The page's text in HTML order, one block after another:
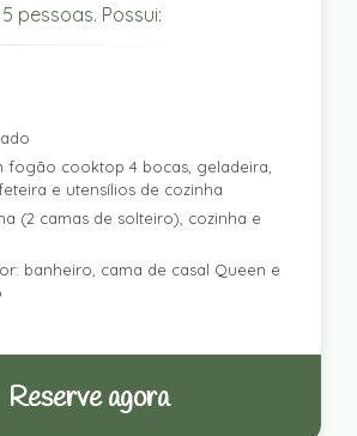
pessoas. Possui:
fogão cooktop 4 bocas, geladeira,
e utensílios de cozinha
(2 camas de solteiro), cozinha e
banheiro, cama de casal Queen e
Reserve agora